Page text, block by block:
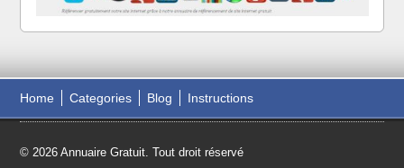
Home Categories Blog Instructions
© 2026 Annuaire Gratuit. Tout droit réservé